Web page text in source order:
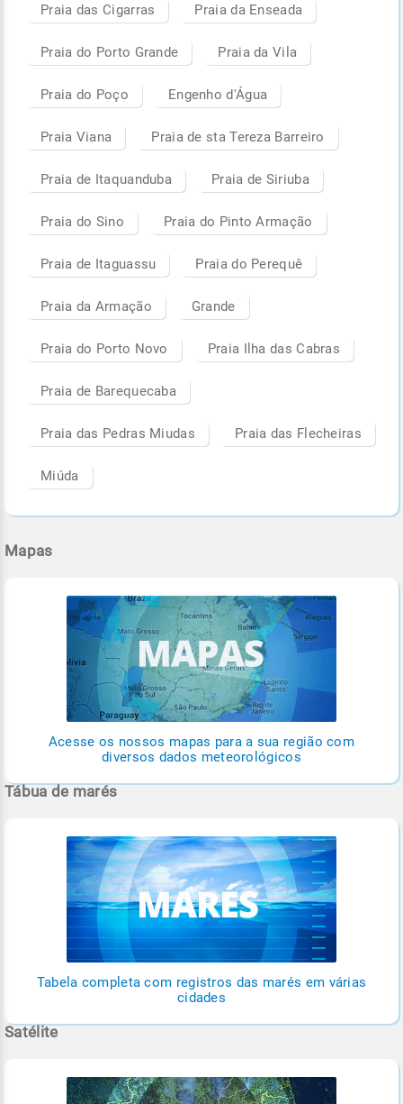
Praia das Cigarras Praia da Enseada
Praia do Porto Grande Praia da Vila
Praia do Poço Engenho d'Água
Praia Viana Praia de sta Tereza Barreiro
Praia de Itaquanduba Praia de Siriuba
Praia do Sino Praia do Pinto Armação
Praia de Itaguassu Praia do Perequê
Praia da Armação Grande
Praia do Porto Novo Praia Ilha das Cabras
Praia de Barequecaba
Praia das Pedras Miudas Praia das Flecheiras
Miúda
Mapas
Acesse os nossos mapas para a sua região com
diversos dados meteorológicos
Tábua de marés
Tabela completa com registros das marés em várias
cidades
Satélite